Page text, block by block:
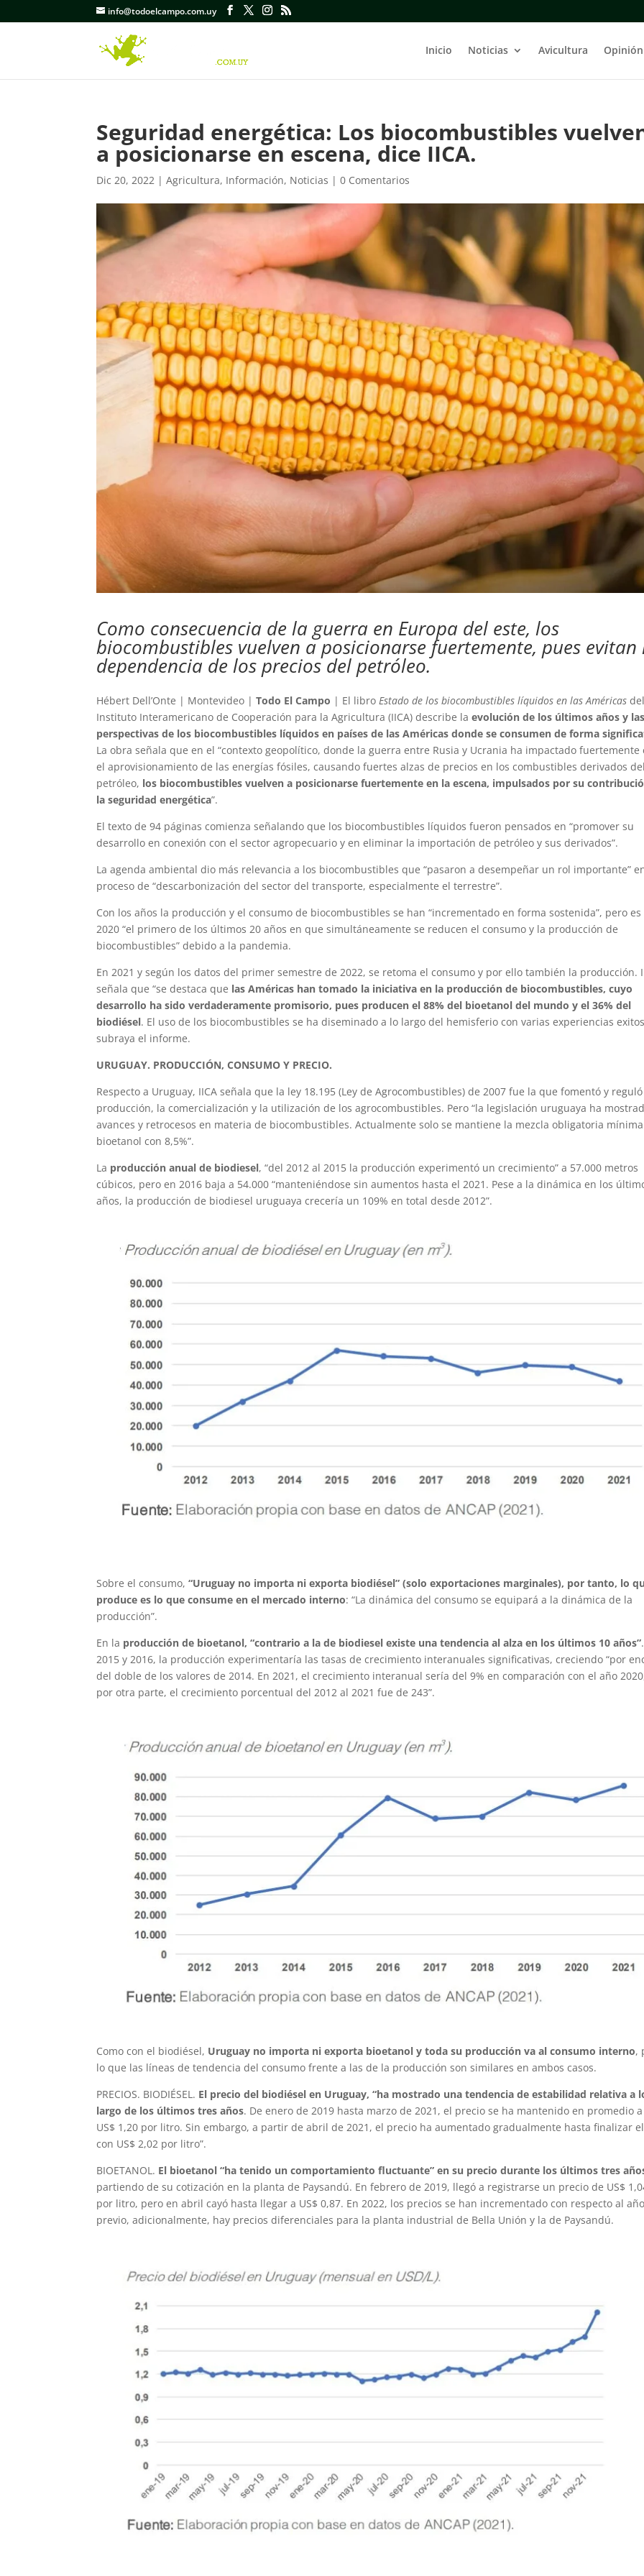
info@todoelcampo.com.uy
Inicio Noticias Avicultura Opinión
Seguridad energética: Los biocombustibles
a posicionarse en escena, dice IICA.
Dic 20, 2022 |Agricultura, Información, Noticias |0 Comentarios
Como consecuencia de la guerra en Europa del este, los
biocombustibles vuelven a posicionarse fuertemente, pues evitan
dependencia de los precios del petróleo.
Hébert Dell’Onte | Montevideo |Todo El Campo | El libroEstado de los biocombustibles líquidos en las Américas
Instituto Interamericano de Cooperación para la Agricultura (IICA) describe laevolución de los últimos años y
perspectivas de los biocombustibles líquidos en países de las Américas donde se consumen de forma
La obra señala que en el “contexto geopolítico, donde la guerra entre Rusia y Ucrania ha impactado fuertemente
el aprovisionamiento de las energías fósiles, causando fuertes alzas de precios en los combustibles derivados
petróleo, los biocombustibles vuelven a posicionarse fuertemente en la escena, impulsados por su
la seguridad energética”.
El texto de 94 páginas comienza señalando que los biocombustibles líquidos fueron pensados en “promover su
desarrollo en conexión con el sector agropecuario y en eliminar la importación de petróleo y sus derivados”.
La agenda ambiental dio más relevancia a los biocombustibles que “pasaron a desempeñar un rol importante”
proceso de “descarbonización del sector del transporte, especialmente el terrestre”.
Con los años la producción y el consumo de biocombustibles se han “incrementado en forma sostenida”, pero es
2020 “el primero de los últimos 20 años en que simultáneamente se reducen el consumo y la producción de
biocombustibles” debido a la pandemia.
En 2021 y según los datos del primer semestre de 2022, se retoma el consumo y por ello también la producción.
señala que “se destaca que las Américas han tomado la iniciativa en la producción de biocombustibles, cuyo
desarrollo ha sido verdaderamente promisorio, pues producen el 88% del bioetanol del mundo y el 36% del
biodiésel. El uso de los biocombustibles se ha diseminado a lo largo del hemisferio con varias experiencias
subraya el informe.
URUGUAY. PRODUCCIÓN, CONSUMO Y PRECIO.
Respecto a Uruguay, IICA señala que la ley 18.195 (Ley de Agrocombustibles) de 2007 fue la que fomentó y
producción, la comercialización y la utilización de los agrocombustibles. Pero “la legislación uruguaya ha
avances y retrocesos en materia de biocombustibles. Actualmente solo se mantiene la mezcla obligatoria
bioetanol con 8,5%”.
La producción anual de biodiesel, “del 2012 al 2015 la producción experimentó un crecimiento” a 57.000 metros
cúbicos, pero en 2016 baja a 54.000 “manteniéndose sin aumentos hasta el 2021. Pese a la dinámica en los
años, la producción de biodiesel uruguaya crecería un 109% en total desde 2012”.
Sobre el consumo,“Uruguay no importa ni exporta biodiésel” (solo exportaciones marginales), por tanto, lo
produce es lo que consume en el mercado interno: “La dinámica del consumo se equipará a la dinámica de la
producción”.
En la producción de bioetanol, “contrario a la de biodiesel existe una tendencia al alza en los últimos 10 años”
2015 y 2016, la producción experimentaría las tasas de crecimiento interanuales significativas, creciendo “por
del doble de los valores de 2014. En 2021, el crecimiento interanual sería del 9% en comparación con el año
por otra parte, el crecimiento porcentual del 2012 al 2021 fue de 243”.
Como con el biodiésel, Uruguay no importa ni exporta bioetanol y toda su producción va al consumo interno,
lo que las líneas de tendencia del consumo frente a las de la producción son similares en ambos casos.
PRECIOS. BIODIÉSEL. El precio del biodiésel en Uruguay, “ha mostrado una tendencia de estabilidad relativa a
largo de los últimos tres años. De enero de 2019 hasta marzo de 2021, el precio se ha mantenido en promedio
US$ 1,20 por litro. Sin embargo, a partir de abril de 2021, el precio ha aumentado gradualmente hasta finalizar
con US$ 2,02 por litro”.
BIOETANOL. El bioetanol “ha tenido un comportamiento fluctuante” en su precio durante los últimos tres
partiendo de su cotización en la planta de Paysandú. En febrero de 2019, llegó a registrarse un precio de US$
por litro, pero en abril cayó hasta llegar a US$ 0,87. En 2022, los precios se han incrementado con respecto al
previo, adicionalmente, hay precios diferenciales para la planta industrial de Bella Unión y la de Paysandú.